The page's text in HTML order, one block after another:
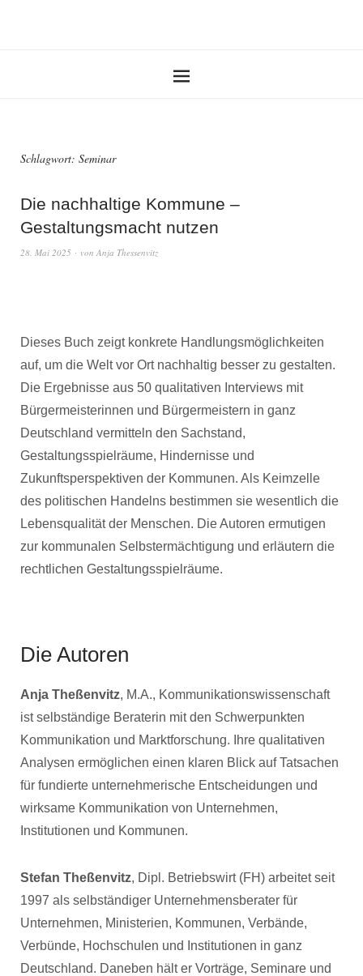
Schlagwort: Seminar
Die nachhaltige Kommune –
Gestaltungsmacht nutzen
28. Mai 2025 von Anja Thessenvitz
Dieses Buch zeigt konkrete Handlungsmöglichkeiten
auf, um die Welt vor Ort nachhaltig besser zu gestalten.
Die Ergebnisse aus 50 qualitativen Interviews mit
Bürgermeisterinnen und Bürgermeistern in ganz
Deutschland vermitteln den Sachstand,
Gestaltungsspielräume, Hindernisse und
Zukunftsperspektiven der Kommunen. Als Keimzelle
des politischen Handelns bestimmen sie wesentlich die
Lebensqualität der Menschen. Die Autoren ermutigen
zur kommunalen Selbstermächtigung und erläutern die
rechtlichen Gestaltungsspielräume.
Die Autoren
Anja Theßenvitz, M.A., Kommunikationswissenschaft
ist selbständige Beraterin mit den Schwerpunkten
Kommunikation und Marktforschung. Ihre qualitativen
Analysen ermöglichen einen klaren Blick auf Tatsachen
für fundierte unternehmerische Entscheidungen und
wirksame Kommunikation von Unternehmen,
Institutionen und Kommunen.
Stefan Theßenvitz, Dipl. Betriebswirt (FH) arbeitet seit
1997 als selbständiger Unternehmensberater für
Unternehmen, Ministerien, Kommunen, Verbände,
Verbünde, Hochschulen und Institutionen in ganz
Deutschland. Daneben hält er Vorträge, Seminare und